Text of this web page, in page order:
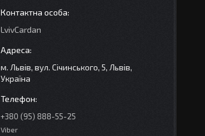
LvivCardan
м. Львів, вул. Січинського, 5, Львів,
Україна
+380 (95) 888-55-25
Viber